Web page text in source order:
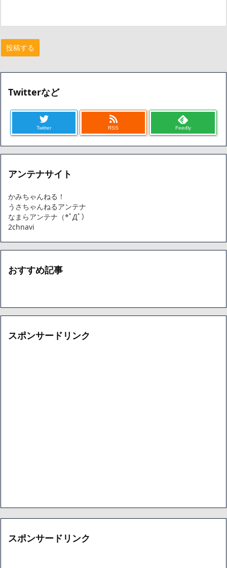
Twitterなど
Twitter RSS Feedly
アンテナサイト
かみちゃんねる！
うさちゃんねるアンテナ
なまらアンテナ（*ﾟДﾟ）
2chnavi
おすすめ記事
スポンサードリンク
スポンサードリンク